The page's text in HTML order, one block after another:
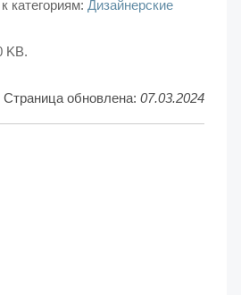
категориям: Дизайнерские
KB.
Страница обновлена: 07.03.2024